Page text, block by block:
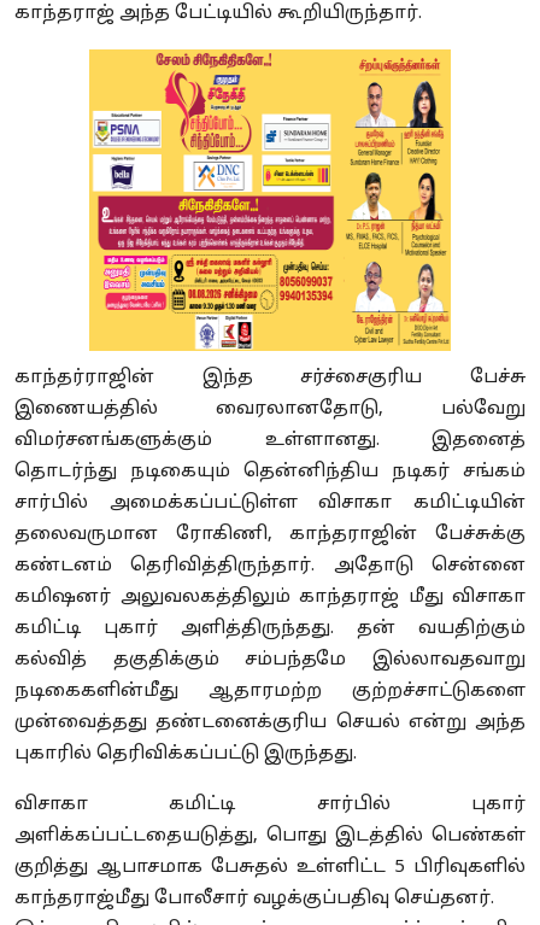
காந்தராஜ் அந்த பேட்டியில் கூறியிருந்தார்.
காந்தர்ராஜின் இந்த சர்ச்சைகுரிய பேச்சு
இணையத்தில் வைரலானதோடு, பல்வேறு
விமர்சனங்களுக்கும் உள்ளானது. இதனைத்
தொடர்ந்து நடிகையும் தென்னிந்திய நடிகர் சங்கம்
சார்பில் அமைக்கப்பட்டுள்ள விசாகா கமிட்டியின்
தலைவருமான ரோகிணி, காந்தராஜின் பேச்சுக்கு
கண்டனம் தெரிவித்திருந்தார். அதோடு சென்னை
கமிஷனர் அலுவலகத்திலும் காந்தராஜ் மீது விசாகா
கமிட்டி புகார் அளித்திருந்தது. தன் வயதிற்கும்
கல்வித் தகுதிக்கும் சம்பந்தமே இல்லாவதவாறு
நடிகைகளின்மீது ஆதாரமற்ற குற்றச்சாட்டுகளை
முன்வைத்தது தண்டனைக்குரிய செயல் என்று அந்த
புகாரில் தெரிவிக்கப்பட்டு இருந்தது.
விசாகா கமிட்டி சார்பில் புகார்
அளிக்கப்பட்டதையடுத்து, பொது இடத்தில் பெண்கள்
குறித்து ஆபாசமாக பேசுதல் உள்ளிட்ட 5 பிரிவுகளில்
காந்தராஜ்மீது போலீசார் வழக்குப்பதிவு செய்தனர்.